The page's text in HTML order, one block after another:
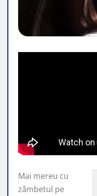
Mai mereu cu
zâmbetul pe